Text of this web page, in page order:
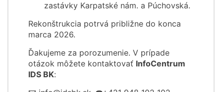
zastávky Karpatské nám. a Púchovská.
Rekonštrukcia potrvá približne do konca
marca 2026.
Ďakujeme za porozumenie. V prípade
otázok môžete kontaktovať InfoCentrum
IDS BK: